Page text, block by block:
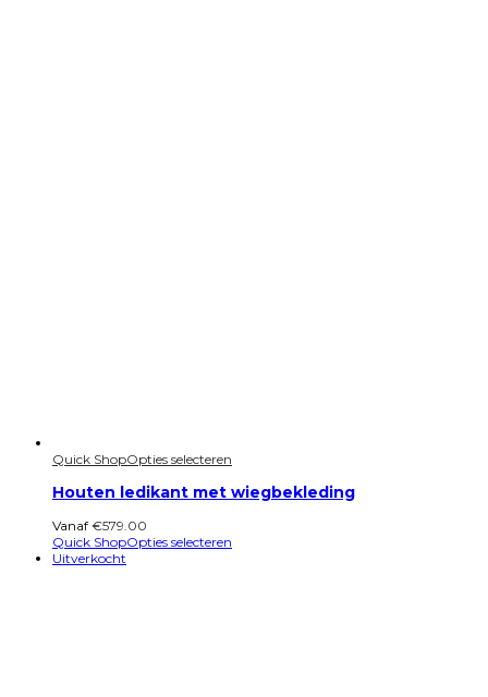
Quick ShopOpties selecteren
Houten ledikant met wiegbekleding
Vanaf €579.00
Quick ShopOpties selecteren
Uitverkocht